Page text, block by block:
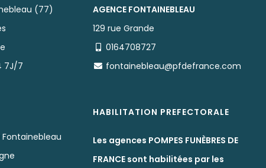
(77)
7J/7
Fontainebleau
AGENCE FONTAINEBLEAU
129 rue Grande
0164708727
fontainebleau@pfdefrance.com
HABILITATION PREFECTORALE
Les agences POMPES FUNÈBRES DE
FRANCE sont habilitées par les